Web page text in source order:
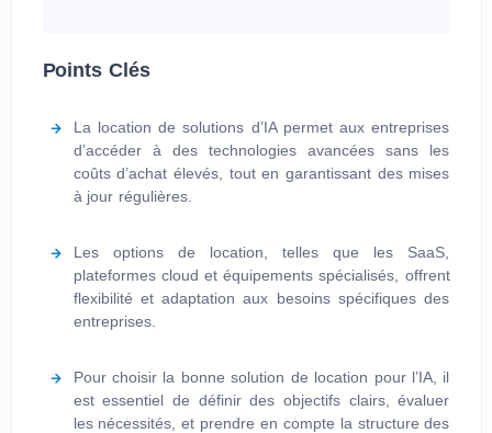
Points Clés
La location de solutions d’IA permet aux entreprises
d’accéder à des technologies avancées sans les
coûts d’achat élevés, tout en garantissant des mises
à jour régulières.
Les options de location, telles que les SaaS,
plateformes cloud et équipements spécialisés, offrent
flexibilité et adaptation aux besoins spécifiques des
entreprises.
Pour choisir la bonne solution de location pour l’IA, il
est essentiel de définir des objectifs clairs, évaluer
les nécessités, et prendre en compte la structure des